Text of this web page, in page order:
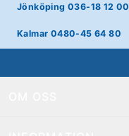
Jönköping 036-18 12 00
Kalmar 0480-45 64 80